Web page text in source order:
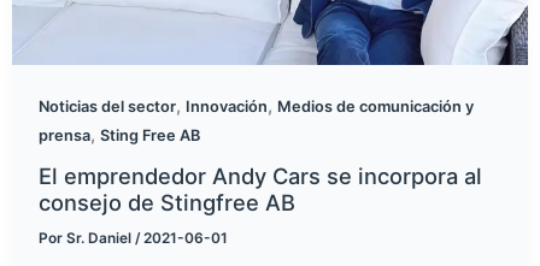
Noticias del sector, Innovación, Medios de comunicación y
prensa, Sting Free AB
El emprendedor Andy Cars se incorpora al
consejo de Stingfree AB
Por Sr. Daniel /2021-06-01